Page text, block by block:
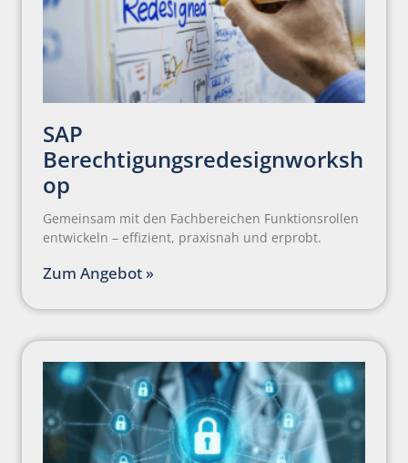
SAP
Berechtigungsredesignworksh
op
Gemeinsam mit den Fachbereichen Funktionsrollen
entwickeln – effizient, praxisnah und erprobt.
Zum Angebot »